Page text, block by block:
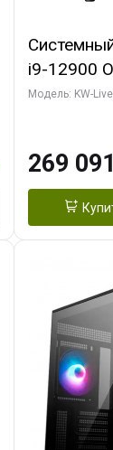
i9-12900
C16 8EC/
ТБ SSD)
Модель: KW-
269